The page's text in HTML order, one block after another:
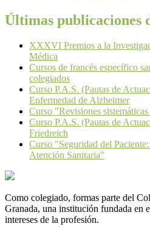
Últimas publicaciones
XXXVI Premios a la
Médica
Cursos de francés específico
colegiados
Curso P.A.S. (Pautas de
Enfermedad de Alzheimer
Curso "Revisiones
Curso P.A.S. (Pautas de
Friedreich
Curso "Seguridad del
Atención Sanitaria"
Como colegiado, formas parte del
Granada, una institución fundada en
intereses de la profesión.